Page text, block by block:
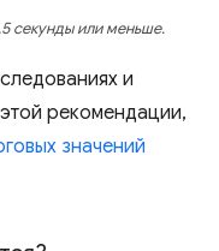
секунды или меньше.
и
рекомендации,
значений